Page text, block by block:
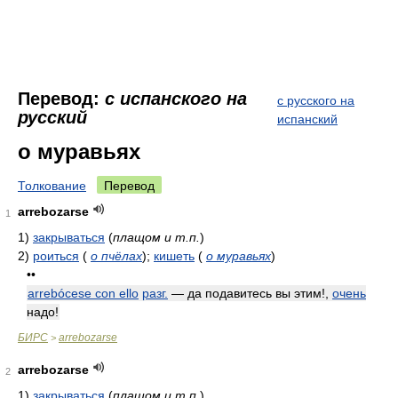
Перевод: с испанского на
русский
с русского на
испанский
о муравьях
Толкование Перевод
1
arrebozarse
1) закрываться (плащом и т.п. )
2) роиться ( о пчёлах); кишеть ( о муравьях)
••
arrebócese con ello разг. — да подавитесь вы этим!, очень
надо!
БИРС > arrebozarse
2
arrebozarse